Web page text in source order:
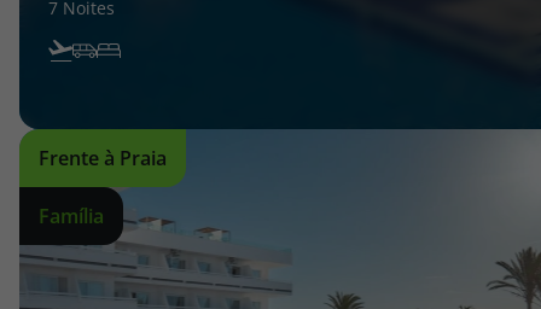
7 Noites
Frente à Praia
Família